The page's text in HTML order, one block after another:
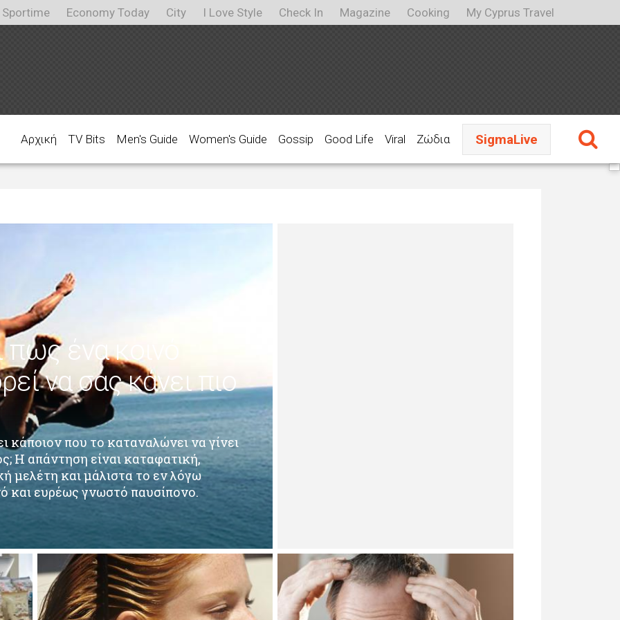
Sportime Economy Today City I Love Style Check In Magazine Cooking My Cyprus Travel
Αρχική TV Bits Men's Guide Women's Guide Gossip Good Life Viral Ζώδια SigmaLive
ένα κοινό
να σας κάνει πιο
που το καταναλώνει να γίνει
Η απάντηση είναι καταφατική,
μελέτη και μάλιστα το εν λόγω
και ευρέως γνωστό παυσίπονο.